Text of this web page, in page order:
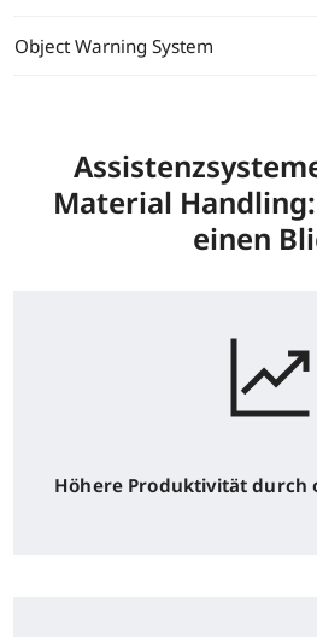
Object Warning System
Material
einen
Höhere Produktivität durch